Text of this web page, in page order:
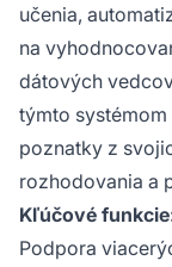
učenia,
na
dátových
týmto
poznatky z
rozhodovania a
Kľúčové
Podpora